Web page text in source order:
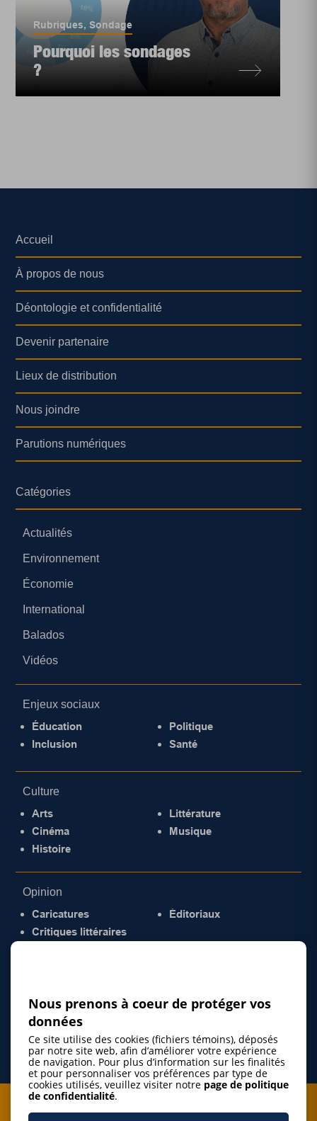
Rubriques,Sondage
Pourquoi les sondages
?
Accueil
À propos de nous
Déontologie et confidentialité
Devenir partenaire
Lieux de distribution
Nous joindre
Parutions numériques
Catégories
Actualités
Environnement
Économie
International
Balados
Vidéos
Enjeux sociaux
Éducation
Inclusion
Politique
Santé
Culture
Arts
Cinéma
Histoire
Littérature
Musique
Opinion
Caricatures
Critiques littéraires
Éditoriaux
Je m'abonne à l'infolettre
Nous prenons à coeur de protéger vos
données
Ce site utilise des cookies (fichiers témoins), déposés
par notre site web, afin d’améliorer votre expérience
de navigation. Pour plus d’information sur les finalités
et pour personnaliser vos préférences par type de
cookies utilisés, veuillez visiter notre page de politique
de confidentialité.